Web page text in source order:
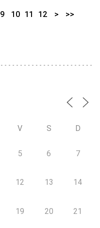
9 10 11 12 > >>
V S D
5 6 7
12 13 14
19 20 21